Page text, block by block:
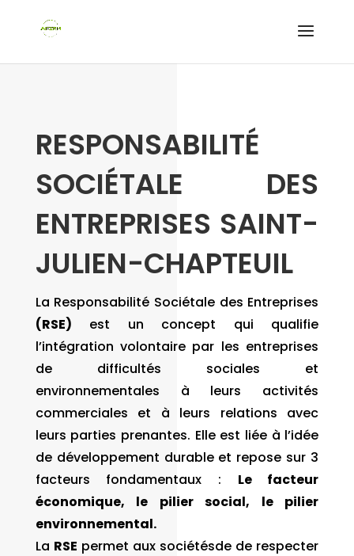
RESPONSABILITÉ
SOCIÉTALE DES
ENTREPRISES SAINT-
JULIEN-CHAPTEUIL
La Responsabilité Sociétale des Entreprises
(RSE) est un concept qui qualifie
l’intégration volontaire par les entreprises
de difficultés sociales et
environnementales à leurs activités
commerciales et à leurs relations avec
leurs parties prenantes. Elle est liée à l’idée
de développement durable et repose sur 3
facteurs fondamentaux : Le facteur
économique, le pilier social, le pilier
environnemental.
La RSE permet aux sociétésde de respecter